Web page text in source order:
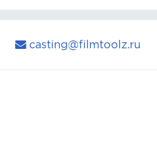
casting@filmtoolz.ru